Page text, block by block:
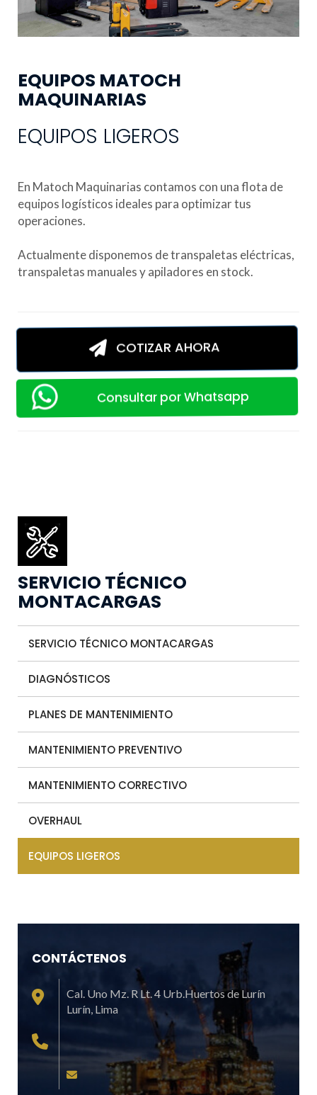
EQUIPOS MATOCH
MAQUINARIAS
EQUIPOS LIGEROS
En Matoch Maquinarias contamos con una flota de
equipos logísticos ideales para optimizar tus
operaciones.
Actualmente disponemos de transpaletas eléctricas,
transpaletas manuales y apiladores en stock.
COTIZAR AHORA
Consultar por Whatsapp
SERVICIO TÉCNICO
MONTACARGAS
SERVICIO TÉCNICO MONTACARGAS
DIAGNÓSTICOS
PLANES DE MANTENIMIENTO
MANTENIMIENTO PREVENTIVO
MANTENIMIENTO CORRECTIVO
OVERHAUL
EQUIPOS LIGEROS
CONTÁCTENOS
Cal. Uno Mz. R Lt. 4 Urb.Huertos de Lurín
Lurí­n, Lima